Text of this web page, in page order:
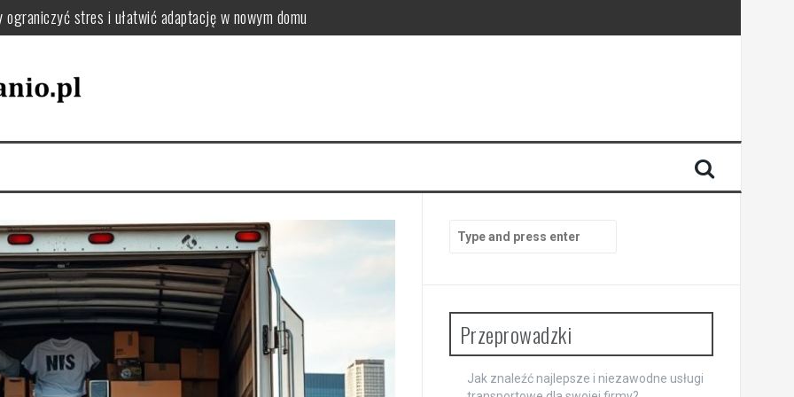
stres i ułatwić adaptację w nowym domu
oraz tekstylia podczas przeprowadzki – praktyczne wskazówki
by uniknąć chaosu i dobrze się zorganizować
Search
for:
Przeprowadzki
Jak znaleźć najlepsze i niezawodne usługi